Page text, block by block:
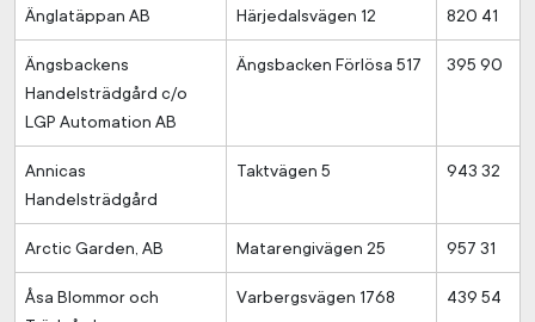
Änglatäppan AB Härjedalsvägen 12 820 41
Ängsbackens
Handelsträdgård c/o
LGP Automation AB
Ängsbacken Förlösa 517 395 90
Annicas
Handelsträdgård
Taktvägen 5 943 32
Arctic Garden, AB Matarengivägen 25 957 31
Åsa Blommor och
Varbergsvägen 1768 439 54